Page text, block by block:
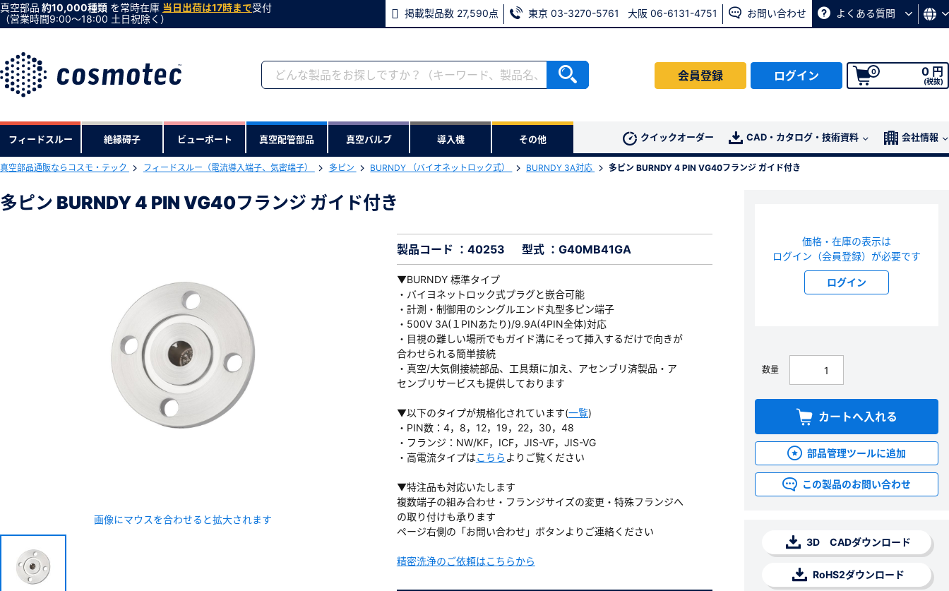
真空部品 約10,000種類 を常時在庫 当日出荷は17時まで受付
（営業時間9:00〜18:00 土日祝除く）
掲載製品数 27,590点 東京 03-3270-5761 大阪 06-6131-4751 お問い合わせ よくある質問
会員登録 ログイン 0 0 円
(税抜)
フィードスルー 絶縁碍子 ビューポート 真空配管部品 真空バルブ 導入機 その他 クイックオーダー CAD・カタログ・技術資料 会社情報
真空部品通販ならコスモ・テック フィードスルー（電流導入端子、気密端子） 多ピン BURNDY （バイオネットロック式） BURNDY 3A対応 多ピン BURNDY 4 PIN VG40フランジ ガイド付き
多ピン BURNDY 4 PIN VG40フランジ ガイド付き
画像にマウスを合わせると拡大されます
製品コード ：40253 型式 ：G40MB41GA
▼BURNDY 標準タイプ
・バイヨネットロック式プラグと嵌合可能
・計測・制御用のシングルエンド丸型多ピン端子
・500V 3A(１PINあたり)/9.9A(4PIN全体)対応
・目視の難しい場所でもガイド溝にそって挿入するだけで向きが
合わせられる簡単接続
・真空/大気側接続部品、工具類に加え、アセンブリ済製品・ア
センブリサービスも提供しております
▼以下のタイプが規格化されています(一覧)
・PIN数：4，8，12，19，22，30，48
・フランジ：NW/KF，ICF，JIS-VF，JIS-VG
・高電流タイプはこちら よりご覧ください
▼特注品も対応いたします
複数端子の組み合わせ・フランジサイズの変更・特殊フランジへ
の取り付けも承ります
ページ右側の「お問い合わせ」ボタンよりご連絡ください
精密洗浄のご依頼はこちらから
価格・在庫の表示は
ログイン（会員登録）が必要です
ログイン
数量
カートへ入れる
部品管理ツールに追加
この製品のお問い合わせ
3D CADダウンロード
RoHS2ダウンロード
下記製品のRoHS2適合報告書のダウンロードをします。
会社・学校・研究機関名
会員登録がお済みでない方
会員登録をすれば、便利な機能がご利用いただけます。
会員の方はこちら
※メールアドレスを忘れた方は、
よりお問い合わせください